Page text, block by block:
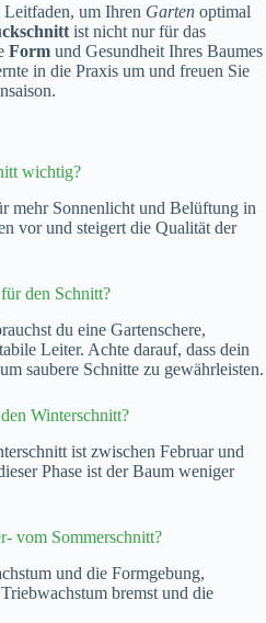
Leitfaden, um Ihren Garten optimal
ist nicht nur für das
Form und Gesundheit Ihres Baumes
in die Praxis um und freuen Sie
wichtig?
mehr Sonnenlicht und Belüftung in
vor und steigert die Qualität der
den Schnitt?
du eine Gartenschere,
Leiter. Achte darauf, dass dein
saubere Schnitte zu gewährleisten.
Winterschnitt?
ist zwischen Februar und
Phase ist der Baum weniger
vom Sommerschnitt?
und die Formgebung,
bremst und die